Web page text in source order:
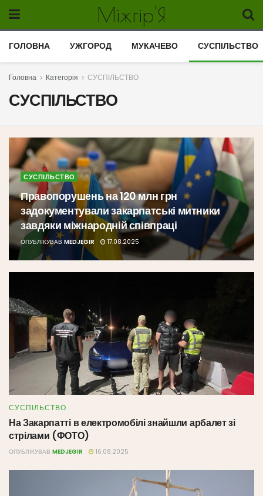
Міжгір'Я
ГОЛОВНА УЖГОРОД МУКАЧЕВО СУСПІЛЬСТВО
Головна Категорія СУСПІЛЬСТВО
СУСПІЛЬСТВО
СУСПІЛЬСТВО
Правопорушень на 120 млн грн
задокументували закарпатські митники
завдяки міжнародній співпраці
ОПУБЛІКУВАВ MEDJEGIR 17.08.2025
СУСПІЛЬСТВО
На Закарпатті в електромобілі знайшли арбалет зі
стрілами (ФОТО)
ОПУБЛІКУВАВ MEDJEGIR 16.08.2025